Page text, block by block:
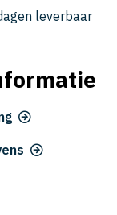
leverbaar